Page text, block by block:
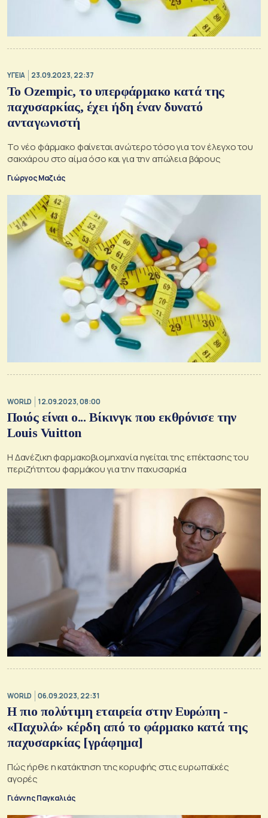
ΥΓΕΙΑ 23.09.2023, 22:37
Το Ozempic, το υπερφάρμακο κατά της
παχυσαρκίας, έχει ήδη έναν δυνατό
ανταγωνιστή
Το νέο φάρμακο φαίνεται ανώτερο τόσο για τον έλεγχο του
σακχάρου στο αίμα όσο και για την απώλεια βάρους
Γιώργος Μαζιάς
WORLD 12.09.2023, 08:00
Ποιός είναι ο... Βίκινγκ που εκθρόνισε την
Louis Vuitton
Η Δανέζικη φαρμακοβιομηχανία ηγείται της επέκτασης του
περιζήτητου φαρμάκου για την παχυσαρκία
WORLD 06.09.2023, 22:31
Η πιο πολύτιμη εταιρεία στην Ευρώπη -
«Παχυλά» κέρδη από το φάρμακο κατά της
παχυσαρκίας [γράφημα]
Πώς ήρθε η κατάκτηση της κορυφής στις ευρωπαϊκές
αγορές
Γιάννης Παγκαλιάς